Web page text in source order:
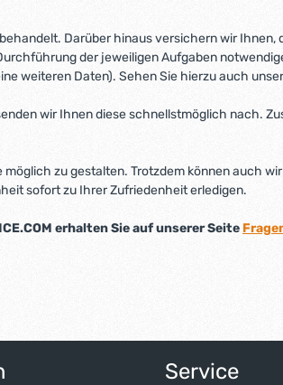
Darüber hinaus versichern wir
der jeweiligen Aufgaben
weiteren Daten). Sehen Sie hierzu auch
wir Ihnen diese schnellstmöglich nach.
zu gestalten. Trotzdem können auch
sofort zu Ihrer Zufriedenheit erledigen.
erhalten Sie auf unserer Seite
Service